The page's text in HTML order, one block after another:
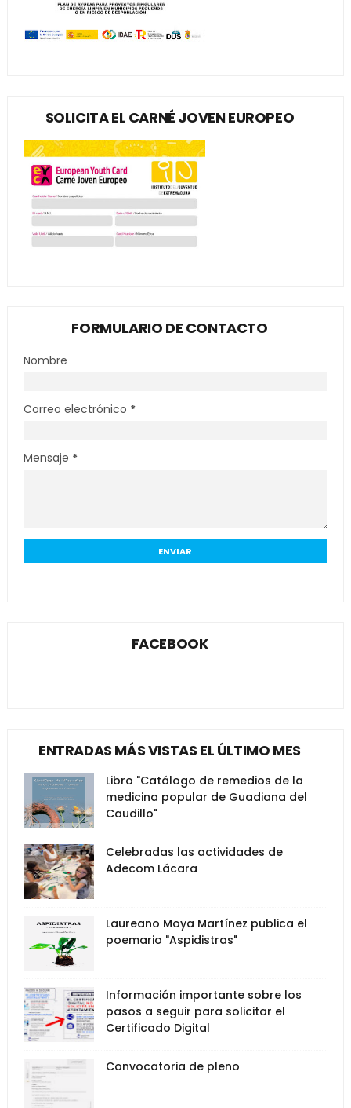
SOLICITA EL CARNÉ JOVEN EUROPEO
FORMULARIO DE CONTACTO
Nombre
Correo electrónico *
Mensaje *
FACEBOOK
ENTRADAS MÁS VISTAS EL ÚLTIMO MES
Libro "Catálogo de remedios de la
medicina popular de Guadiana del
Caudillo"
Celebradas las actividades de
Adecom Lácara
Laureano Moya Martínez publica el
poemario "Aspidistras"
Información importante sobre los
pasos a seguir para solicitar el
Certificado Digital
Convocatoria de pleno